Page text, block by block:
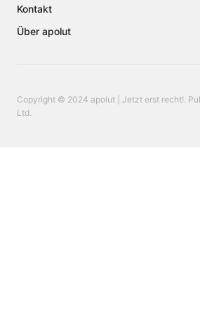
Kontakt
Über apolut
Copyright © 2024 apolut | Jetzt erst recht!.
Ltd.